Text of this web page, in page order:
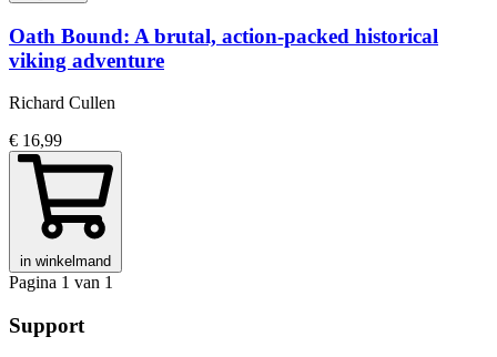
Oath Bound: A brutal, action-packed historical
viking adventure
Richard Cullen
€ 16,99
in winkelmand
Pagina 1 van 1
Support